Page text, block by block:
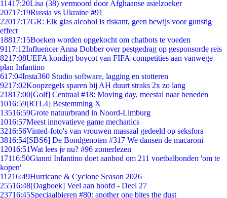
11417:20Lisa (38) vermoord door Afghaanse asielzoeker
20717:19Russia vs Ukraine #91
22017:17GR: Elk glas alcohol is riskant, geen bewijs voor gunstig
effect
18817:15Boeken worden opgekocht om chatbots te voeden
9117:12Influencer Anna Dobber over pestgedrag op gesponsorde reis
8217:08UEFA kondigt boycot van FIFA-competities aan vanwege
plan Infantino
617:04Insta360 Studio software, lagging en stotteren
9217:02Koopzegels sparen bij AH duurt straks 2x zo lang
21817:00[Golf] Centraal #18: Moving day, meestal naar beneden
1016:59[RTL4] Bestemming X
13516:59Grote natuurbrand in Noord-Limburg
1016:57Meest innovatieve game mechanics
3216:56Vinted-foto's van vrouwen massaal gedeeld op seksfora
3816:54[SBS6] De Bondgenoten #317 We dansen de macaroni
12016:51Wat lees je nu? #96 zomerlezen
17116:50Gianni Infantino doet aanbod om 211 voetbalbonden 'om te
kopen'
11216:49Hurricane & Cyclone Season 2026
25516:48[Dagboek] Veel aan hoofd - Deel 27
23716:45Speciaalbieren #80: another one bites the dust